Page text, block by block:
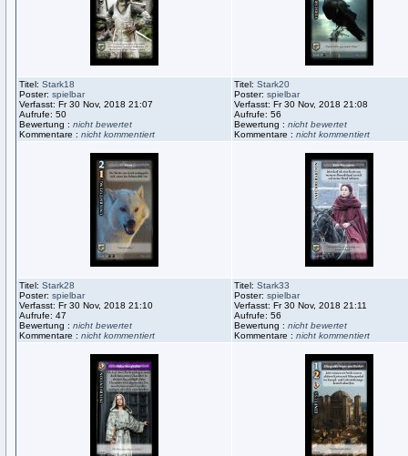
Titel: Stark18
Poster: spielbar
Verfasst: Fr 30 Nov, 2018 21:07
Aufrufe: 50
Bewertung : nicht bewertet
Kommentare : nicht kommentiert
Titel: Stark20
Poster: spielbar
Verfasst: Fr 30 Nov, 2018 21:08
Aufrufe: 56
Bewertung : nicht bewertet
Kommentare : nicht kommentiert
Titel: Stark28
Poster: spielbar
Verfasst: Fr 30 Nov, 2018 21:10
Aufrufe: 47
Bewertung : nicht bewertet
Kommentare : nicht kommentiert
Titel: Stark33
Poster: spielbar
Verfasst: Fr 30 Nov, 2018 21:11
Aufrufe: 56
Bewertung : nicht bewertet
Kommentare : nicht kommentiert